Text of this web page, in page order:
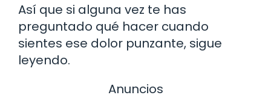
Así que si alguna vez te has
preguntado qué hacer cuando
sientes ese dolor punzante, sigue
leyendo.
Anuncios